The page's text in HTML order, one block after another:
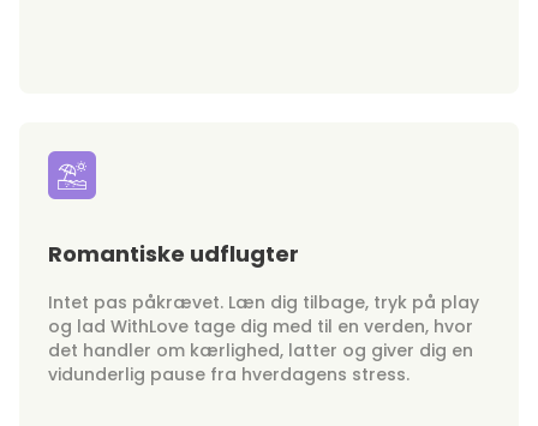
Romantiske udflugter
Intet pas påkrævet. Læn dig tilbage, tryk på play
og lad WithLove tage dig med til en verden, hvor
det handler om kærlighed, latter og giver dig en
vidunderlig pause fra hverdagens stress.